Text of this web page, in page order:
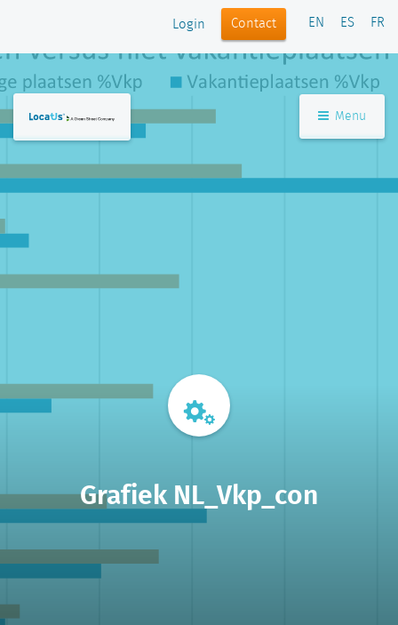
Login Contact EN ES FR
Menu
Grafiek NL_Vkp_con